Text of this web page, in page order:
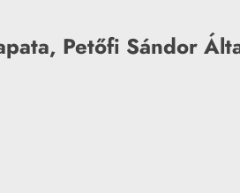
Petőfi Sándor